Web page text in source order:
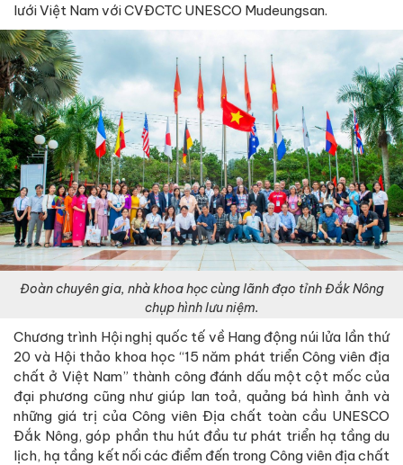
lưới Việt Nam với CVĐCTC UNESCO Mudeungsan.
Đoàn chuyên gia, nhà khoa học cùng lãnh đạo tỉnh Đắk Nông
chụp hình lưu niệm.
Chương trình Hội nghị quốc tế về Hang động núi lửa lần thứ
20 và Hội thảo khoa học “15 năm phát triển Công viên địa
chất ở Việt Nam” thành công đánh dấu một cột mốc của
đại phương cũng như giúp lan toả, quảng bá hình ảnh và
những giá trị của Công viên Địa chất toàn cầu UNESCO
Đắk Nông, góp phần thu hút đầu tư phát triển hạ tầng du
lịch, hạ tầng kết nối các điểm đến trong Công viên địa chất